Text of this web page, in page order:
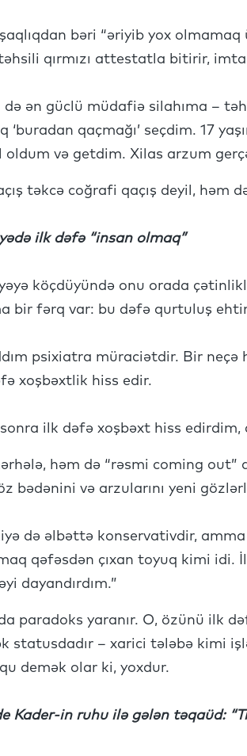
bəri “əriyib yox
qırmızı attestatla bitirir,
də ən güclü müdafiə silahıma –
‘buradan qaçmağı’ seçdim. 17
oldum və getdim. Xilas arzum
təkcə coğrafi qaçış deyil, həm
ilk dəfə “insan olmaq”
köçdüyündə onu orada
bir fərq var: bu dəfə qurtuluş
psixiatra müraciətdir. Bir
xoşbəxtlik hiss edir.
ilk dəfə xoşbəxt hiss edirdim,
həm də “rəsmi coming
bədənini və arzularını yeni
də əlbəttə konservativdir,
qəfəsdən çıxan toyuq kimi idi.
dayandırdım.”
paradoks yaranır. O, özünü ilk
statusdadır – xarici tələbə kimi
demək olar ki, yoxdur.
Kader-in ruhu ilə gələn təqaüd: